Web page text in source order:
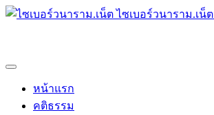
ไซเบอร์วนาราม.เน็ต
หน้าแรก
คติธรรม